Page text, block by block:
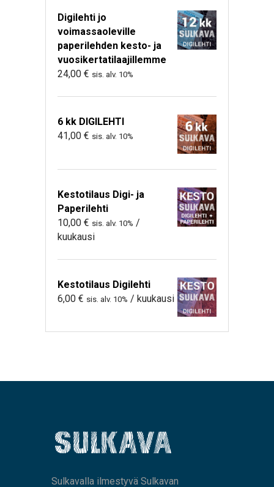
Digilehti jo
voimassaoleville
paperilehden kesto- ja
vuosikertatilaajillemme
24,00 € sis. alv. 10%
6 kk DIGILEHTI
41,00 € sis. alv. 10%
Kestotilaus Digi- ja
Paperilehti
10,00 € sis. alv. 10% /
kuukausi
Kestotilaus Digilehti
6,00 € sis. alv. 10% / kuukausi
Sulkavalla ilmestyvä Sulkavan